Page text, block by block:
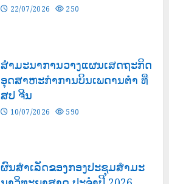
22/07/2026 250
ສຳມະນາການວາງແຜນເສດຖະກິດ
ອຸດສາຫະກຳການບິນເພດານຕ່ຳ ທີ່
ສປ ຈີນ
10/07/2026 590
ຜົນສໍາເລັດຂອງກອງປະຊຸມສຳມະ